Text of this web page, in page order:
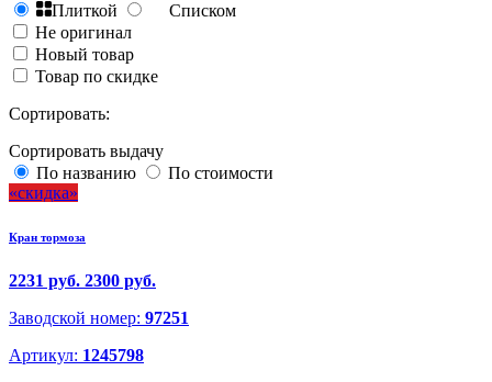
Плиткой
Списком
Не оригинал
Новый товар
Товар по скидке
Сортировать:
Сортировать выдачу
По названию
По стоимости
скидка
Кран тормоза
2231 руб. 2300 руб.
Заводской номер: 97251
Артикул: 1245798